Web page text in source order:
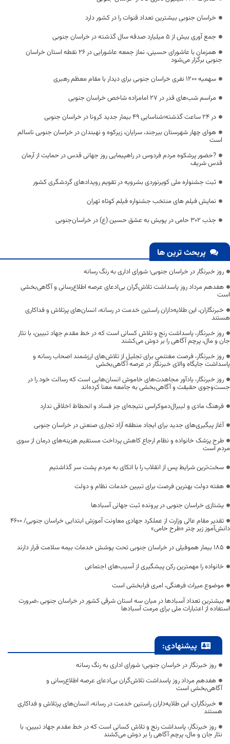
خراسان جنوبی بیشترین تعداد قنوات را در کشور دارد
جمع آوری بیش از ۵ میلیارد صدقه سال گذشته در خراسان جنوبی
همزمان با عاشورای حسینی، نماز جمعه عاشورایی در ۲۶ نقطه استان خراسان
جنوبی برگزار می‌شود
سهمیه ۱۲۰۰ نفری خراسان جنوبی برای دیدار با مقام معظم رهبری
مراسم شب‌های قدر در ۲۷ امامزاده شاخص خراسان جنوبی
در 24 ساعت گذشته؛شناسایی 49 بیمار جدید کرونا در خراسان جنوبی
هوای چهار شهرستان بیرجند، سرایان، زیرکوه و نهبندان در خراسان جنوبی ناسالم
است
?حضور پرشکوه مردم فردوس در راهپیمایی روز جهانی قدس در حمایت از آرمان
قدس شریف
ثبت جشنواره ملی کویرنوردی بشرویه در تقویم رویدادهای گردشگری کشور
نمایش فیلم های منتخب جشنواره فیلم کوتاه تهران
جذب ۳۰۲ حامی در پویش به عشق حسین (ع) در خراسان‌جنوبی
پربحث ترین ها
روز خبرنگار در خراسان جنوبی؛ شورای اداری به رنگ رسانه
هفدهم مرداد روز پاسداشت تلاش‌گران بی‌ادعای عرصه اطلاع‌رسانی و آگاهی‌بخشی
است
خبرنگاران، این طلایه‌داران راستین خدمت در رسانه، انسان‌های پرتلاش و فداکاری
هستند
روز خبرنگار، پاسداشت رنج و تلاش کسانی است که در خط مقدم جهاد تبیین، با نثار
جان و مال، پرچم آگاهی را بر دوش می‌کشند
روز خبرنگار، فرصت مغتنمی برای تجلیل از تلاش‌های ارزشمند اصحاب رسانه و
پاسداشت جایگاه والای خبرنگار در عرصه آگاهی‌بخشی
روز خبرنگار، یادآور مجاهدت‌های خاموش انسان‌هایی است که رسالت خود را در
جست‌وجوی حقیقت و آگاهی‌بخشی به جامعه معنا کرده‌اند
فرهنگ مادی و لیبرال‌دموکراسی نتیجه‌ای جز فساد و انحطاط اخلاقی ندارد
آغاز پیگیری‌های جدید برای ایجاد منطقه آزاد تجاری صنعتی در خراسان جنوبی
طرح پزشک خانواده و نظام ارجاع کاهش پرداخت مستقیم هزینه‌های درمان از سوی
مردم است
سخت‌ترین شرایط پس از انقلاب را با اتکای به مردم پشت سر گذاشتیم
هفته دولت بهترین فرصت برای تبیین خدمات نظام و دولت
یشتازی خراسان جنوبی در پرونده ثبت جهانی آسبادها
تقدیر مقام عالی وزارت از عملکرد جهادی معاونت آموزش ابتدایی خراسان جنوبی/ ۴۶۰۰
دانش‌آموز زیر چتر «طرح حامی»
۱۸۵ بیمار هموفیلی در خراسان جنوبی تحت پوشش خدمات بیمه سلامت قرار دارند
خانواده را مهمترین رکن پیشگیری از آسیب‌های اجتماعی
موضوع میراث فرهنگی، امری فرابخشی است
بیشترین تعداد آسبادها در میان سه استان شرقی کشور در خراسان جنوبی ،ضرورت
استفاده از اعتبارات ملی برای مرمت آسبادها
پیشنهادی:
روز خبرنگار در خراسان جنوبی؛ شورای اداری به رنگ رسانه
هفدهم مرداد روز پاسداشت تلاش‌گران بی‌ادعای عرصه اطلاع‌رسانی و
آگاهی‌بخشی است
خبرنگاران، این طلایه‌داران راستین خدمت در رسانه، انسان‌های پرتلاش و فداکاری
هستند
روز خبرنگار، پاسداشت رنج و تلاش کسانی است که در خط مقدم جهاد تبیین، با
نثار جان و مال، پرچم آگاهی را بر دوش می‌کشند